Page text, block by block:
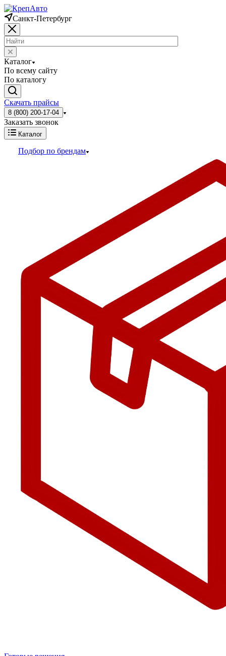
Санкт-Петербург
Каталог
По всему сайту
По каталогу
Скачать прайсы
8 (800) 200-17-04
Заказать звонок
Каталог
Подбор по брендам